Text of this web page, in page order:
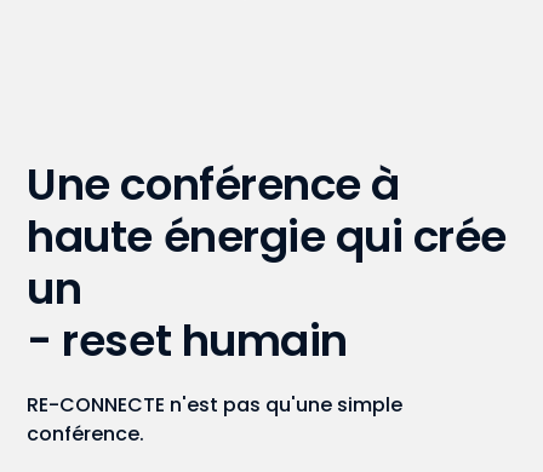
Une conférence à
haute énergie qui crée
un
- reset humain
RE-CONNECTE n'est pas qu'une simple
conférence.